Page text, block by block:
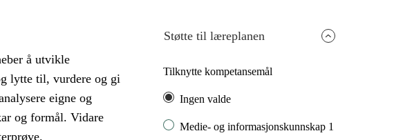
Støtte til læreplanen
Tilknytte kompetansemål
Ingen valde
Medie- og informasjonskunnskap 1
å utvikle
lytte til, vurdere og gi
eigne og
og formål. Vidare